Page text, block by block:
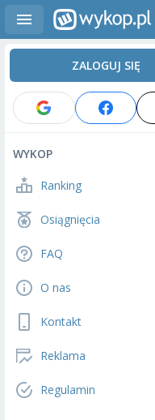
ZALOGUJ SIĘ
WYKOP
Ranking
Osiągnięcia
FAQ
O nas
Kontakt
Reklama
Regulamin